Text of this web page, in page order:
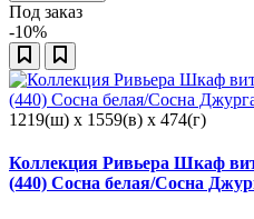
Под заказ
-10%
1219(ш) x 1559(в) x 474(г)
Коллекция Ривьера Шкаф
(440) Сосна белая/Сосна